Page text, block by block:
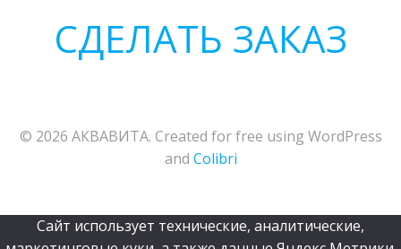
СДЕЛАТЬ ЗАКАЗ
© 2026 АКВАВИТА. Created for free using WordPress
and Colibri
Сайт использует технические, аналитические,